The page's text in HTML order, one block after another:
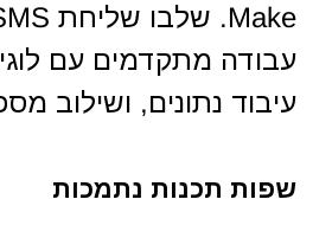
עבודה מתקדמים עם
עיבוד נתונים, ושילוב
שפות תכנות נתמכות